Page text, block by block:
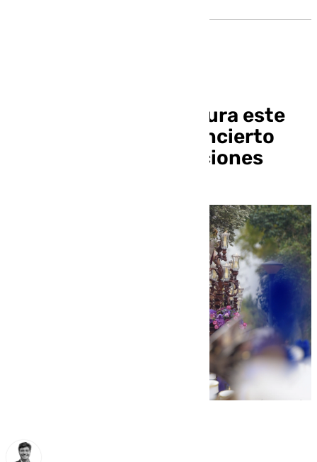
El Santo Ángel inaugura este
viernes el ciclo de concierto
con más de 15 actuaciones